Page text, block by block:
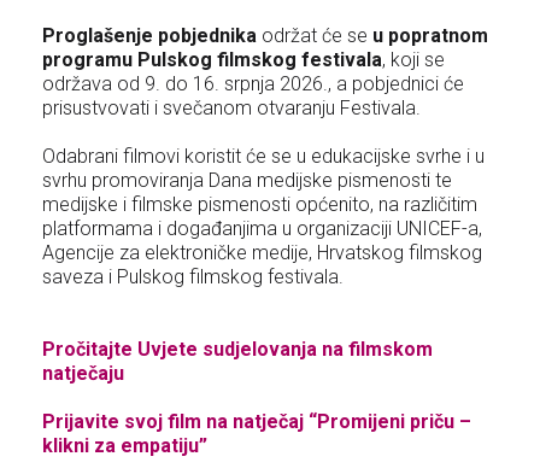
Proglašenje pobjednika održat će se u popratnom
programu Pulskog filmskog festivala, koji se
održava od 9. do 16. srpnja 2026., a pobjednici će
prisustvovati i svečanom otvaranju Festivala.
Odabrani filmovi koristit će se u edukacijske svrhe i u
svrhu promoviranja Dana medijske pismenosti te
medijske i filmske pismenosti općenito, na različitim
platformama i događanjima u organizaciji UNICEF-a,
Agencije za elektroničke medije, Hrvatskog filmskog
saveza i Pulskog filmskog festivala.
Pročitajte Uvjete sudjelovanja na filmskom
natječaju
Prijavite svoj film na natječaj “Promijeni priču –
klikni za empatiju”